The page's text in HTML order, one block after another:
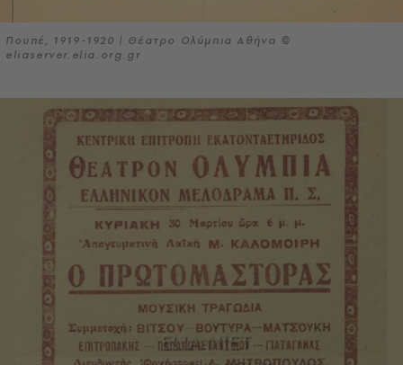
Πουπέ, 1919-1920 | Θέατρο Ολύμπια Αθήνα ©
eliaserver.elia.org.gr